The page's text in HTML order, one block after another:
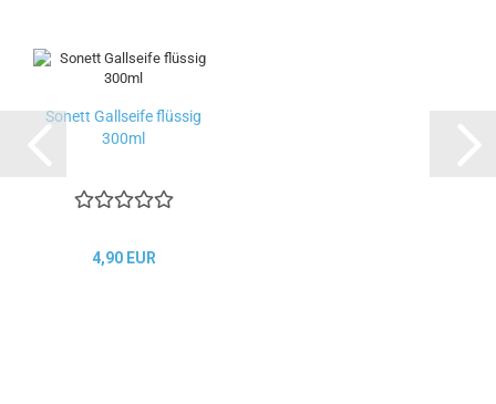
Sonett Gallseife flüssig
300ml
4,90 EUR